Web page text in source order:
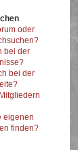
oder
bei der
bei der
eigenen
finden?